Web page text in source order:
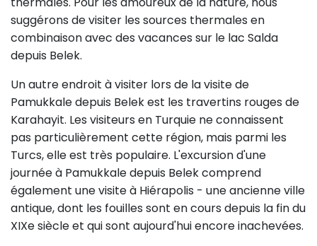
suggérons de visiter les sources thermales en
combinaison avec des vacances sur le lac Salda
depuis Belek.
Un autre endroit à visiter lors de la visite de
Pamukkale depuis Belek est les travertins rouges de
Karahayit. Les visiteurs en Turquie ne connaissent
pas particulièrement cette région, mais parmi les
Turcs, elle est très populaire. L'excursion d'une
journée à Pamukkale depuis Belek comprend
également une visite à Hiérapolis - une ancienne ville
antique, dont les fouilles sont en cours depuis la fin du
XIXe siècle et qui sont aujourd'hui encore inachevées.